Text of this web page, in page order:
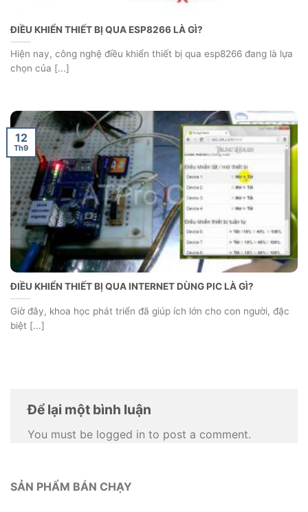
ĐIỀU KHIỂN THIẾT BỊ QUA ESP8266 LÀ GÌ?
Hiện nay, công nghệ điều khiển thiết bị qua esp8266 đang là lựa
chọn của [...]
ĐIỀU KHIỂN THIẾT BỊ QUA INTERNET DÙNG PIC LÀ GÌ?
Giờ đây, khoa học phát triển đã giúp ích lớn cho con người, đặc
biệt [...]
12
Th9
Để lại một bình luận
You must be logged in to post a comment.
SẢN PHẨM BÁN CHẠY